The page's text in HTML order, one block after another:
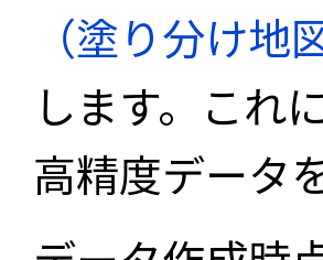
（塗り分け地
します。これ
高精度データ